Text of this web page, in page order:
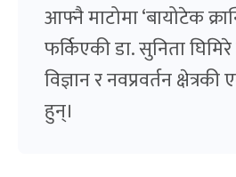
आफ्नै माटोमा ‘बायोटेक
फर्किएकी डा. सुनिता
विज्ञान र नवप्रवर्तन
हुन्।